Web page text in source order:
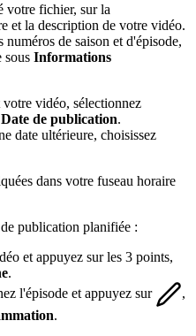
votre fichier, sur la
et la description de votre vidéo.
de saison et d'épisode,
sous Informations
vidéo, sélectionnez
Date de publication.
date ultérieure, choisissez
dans votre fuseau horaire
publication planifiée :
et appuyez sur les 3 points,
.
l'épisode et appuyez sur
.